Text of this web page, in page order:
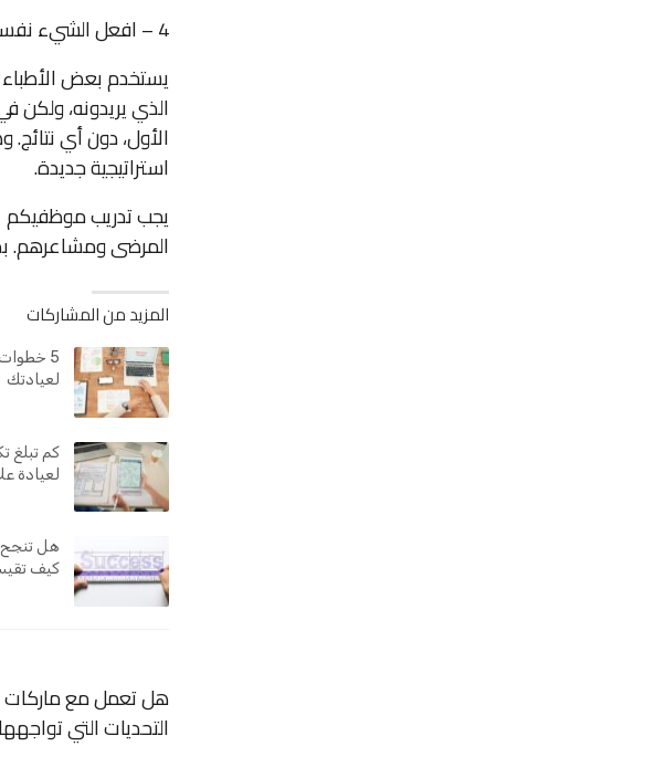
4 – افعل الشيء نفسه مع نتائج متوقعة مختلفة
يستخدم بعض
الذي يريدونه، ولكن
الأول، دون أي
استراتيجية جديدة.
يجب تدريب موظفيكم
المرضى ومشاعرهم.
المزيد من المشاركات
5
لعيادتك
كم تبلغ
لعيادة
هل تنجح
كيف
هل تعمل مع ماركات
التحديات التي